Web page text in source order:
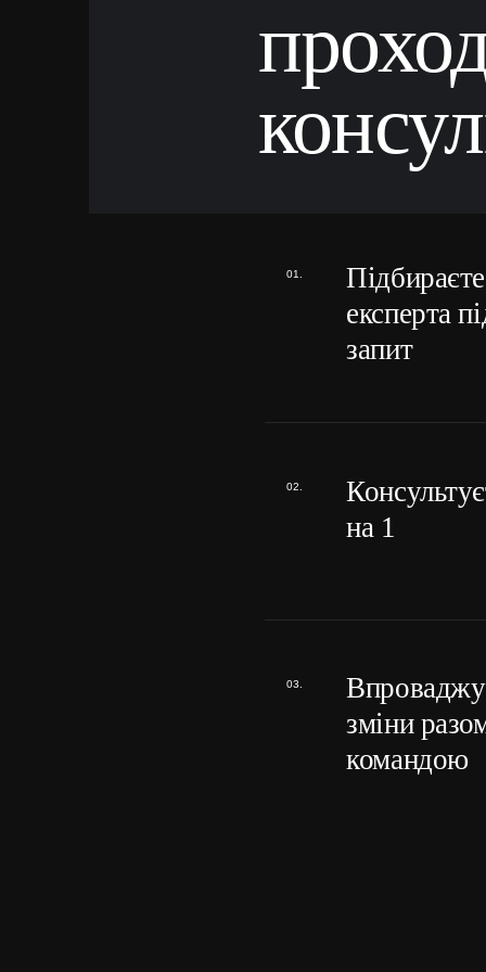
Підбираєте
експерта
запит
на 1
зміни
командою